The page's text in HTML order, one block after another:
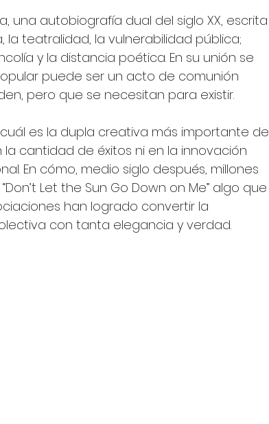
una autobiografía dual del siglo XX, escrita
la teatralidad, la vulnerabilidad pública;
y la distancia poética. En su unión se
puede ser un acto de comunión
pero que se necesitan para existir.
es la dupla creativa más importante de
cantidad de éxitos ni en la innovación
En cómo, medio siglo después, millones
Let the Sun Go Down on Me” algo que
han logrado convertir la
con tanta elegancia y verdad.